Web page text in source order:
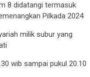
8 didatangi termasuk
Pilkada 2024
milik subur yang
wib sampai pukul 20.10